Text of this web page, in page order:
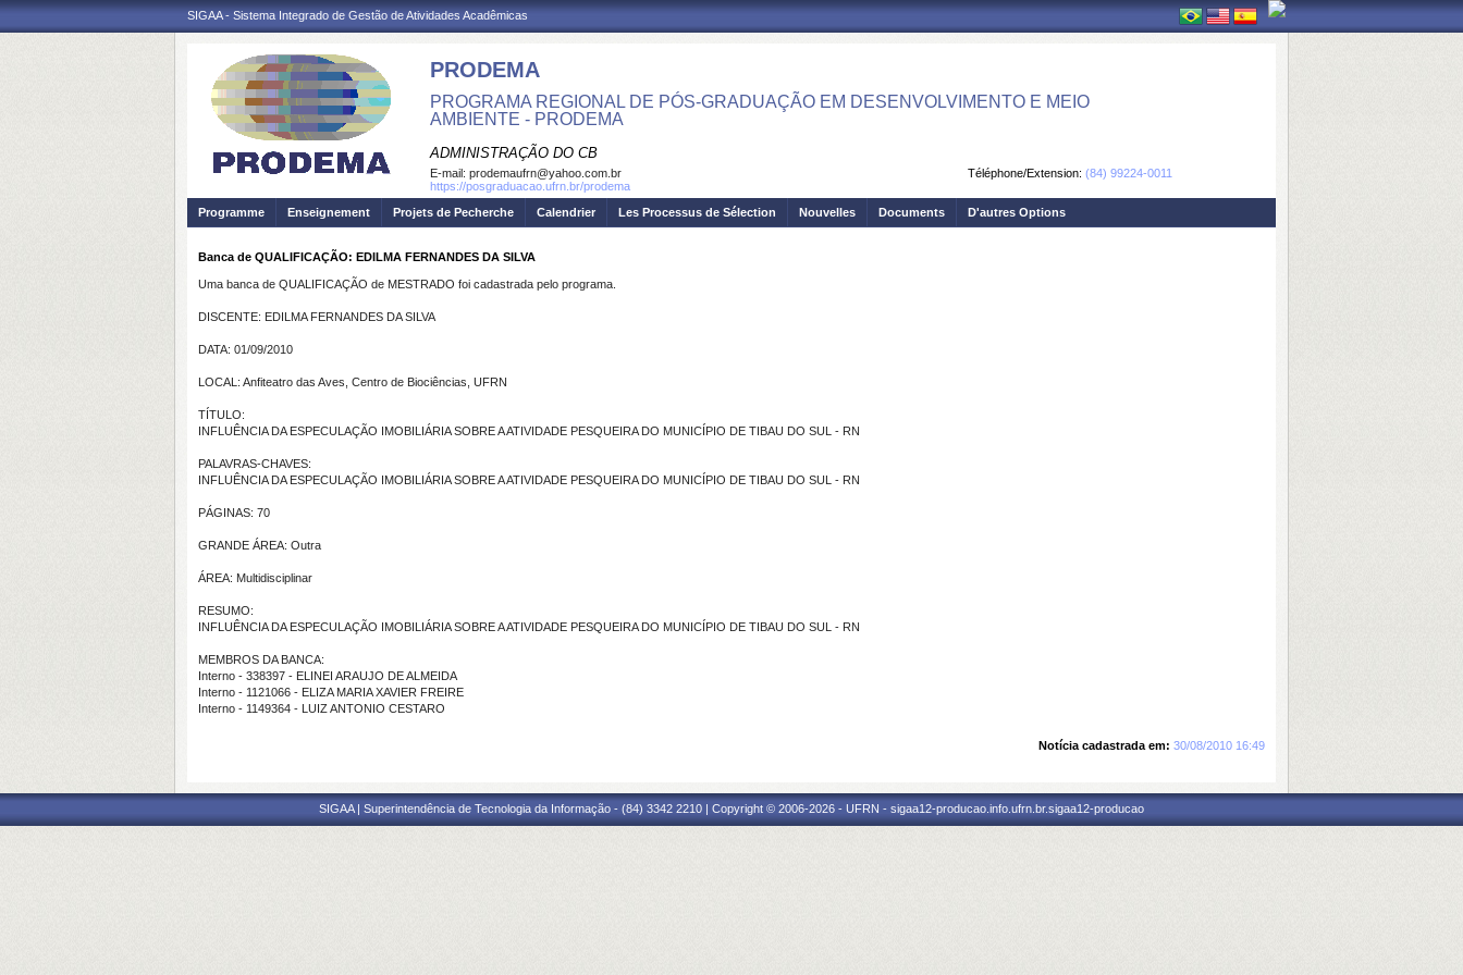
SIGAA - Sistema Integrado de Gestão de Atividades Acadêmicas
PRODEMA
PROGRAMA REGIONAL DE PÓS-GRADUAÇÃO EM DESENVOLVIMENTO E MEIO
AMBIENTE - PRODEMA
ADMINISTRAÇÃO DO CB
Téléphone/Extension: (84) 99224-0011
E-mail: prodemaufrn@yahoo.com.br
https://posgraduacao.ufrn.br/prodema
Programme
Enseignement Projets de Pecherche Calendrier Les Processus de Sélection Nouvelles Documents D'autres Options
Banca de QUALIFICAÇÃO: EDILMA FERNANDES DA SILVA
Uma banca de QUALIFICAÇÃO de MESTRADO foi cadastrada pelo programa.
DISCENTE: EDILMA FERNANDES DA SILVA
DATA: 01/09/2010
LOCAL: Anfiteatro das Aves, Centro de Biociências, UFRN
TÍTULO:
INFLUÊNCIA DA ESPECULAÇÃO IMOBILIÁRIA SOBRE A ATIVIDADE PESQUEIRA DO MUNICÍPIO DE TIBAU DO SUL - RN
PALAVRAS-CHAVES:
INFLUÊNCIA DA ESPECULAÇÃO IMOBILIÁRIA SOBRE A ATIVIDADE PESQUEIRA DO MUNICÍPIO DE TIBAU DO SUL - RN
PÁGINAS: 70
GRANDE ÁREA: Outra
ÁREA: Multidisciplinar
RESUMO:
INFLUÊNCIA DA ESPECULAÇÃO IMOBILIÁRIA SOBRE A ATIVIDADE PESQUEIRA DO MUNICÍPIO DE TIBAU DO SUL - RN
MEMBROS DA BANCA:
Interno - 338397 - ELINEI ARAUJO DE ALMEIDA
Interno - 1121066 - ELIZA MARIA XAVIER FREIRE
Interno - 1149364 - LUIZ ANTONIO CESTARO
Notícia cadastrada em: 30/08/2010 16:49
SIGAA | Superintendência de Tecnologia da Informação - (84) 3342 2210 | Copyright © 2006-2026 - UFRN - sigaa12-producao.info.ufrn.br.sigaa12-producao